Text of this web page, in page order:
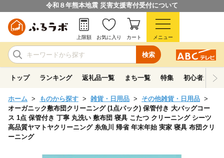
令和８年熊本地震 災害支援寄付受付について
検索
上限額 お気に入り カート メニュー
トップ ランキング 返礼品一覧 まち一覧 特集 初心者ガイド
ホーム ものから探す 雑貨・日用品
その他雑貨・日用品
オーガニック敷布団クリーニング (1点パック) 保管付き 大バッグコー
ス 1点 保管付き 丁寧 丸洗い 敷布団 寝具 こたつ クリーニング シーツ
高品質ヤマトヤクリーニング 糸魚川 帰省 年末年始 実家 寝具 布団クリ
ーニング